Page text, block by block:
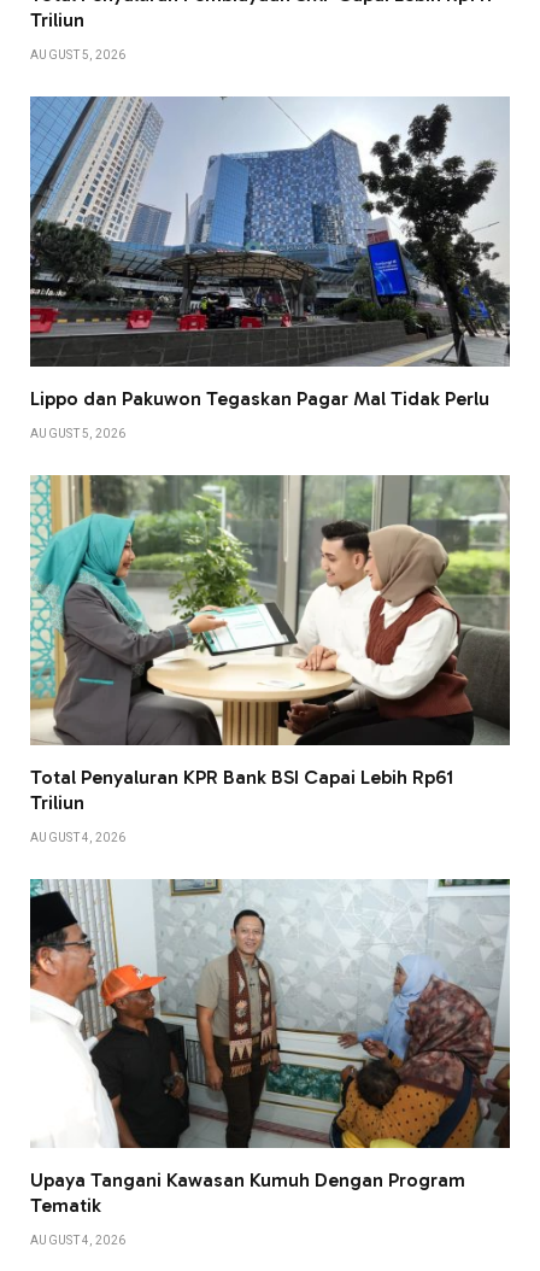
Triliun
AUGUST 5, 2026
Lippo dan Pakuwon Tegaskan Pagar Mal Tidak Perlu
AUGUST 5, 2026
Total Penyaluran KPR Bank BSI Capai Lebih Rp61
Triliun
AUGUST 4, 2026
Upaya Tangani Kawasan Kumuh Dengan Program
Tematik
AUGUST 4, 2026